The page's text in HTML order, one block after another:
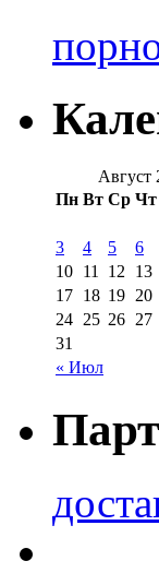
Август
Пн Вт Ср Чт
« Июл
3
4 5 6
10 11 12 13
17 18 19 20
24 25 26 27
31